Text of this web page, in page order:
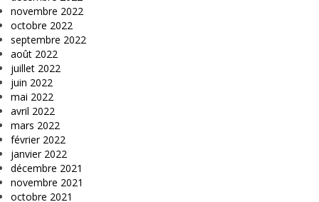
novembre 2022
octobre 2022
septembre 2022
août 2022
juillet 2022
juin 2022
mai 2022
avril 2022
mars 2022
février 2022
janvier 2022
décembre 2021
novembre 2021
octobre 2021